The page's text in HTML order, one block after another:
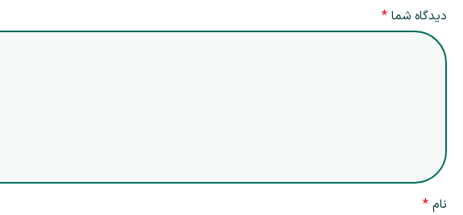
دیدگاه شما *
نام *